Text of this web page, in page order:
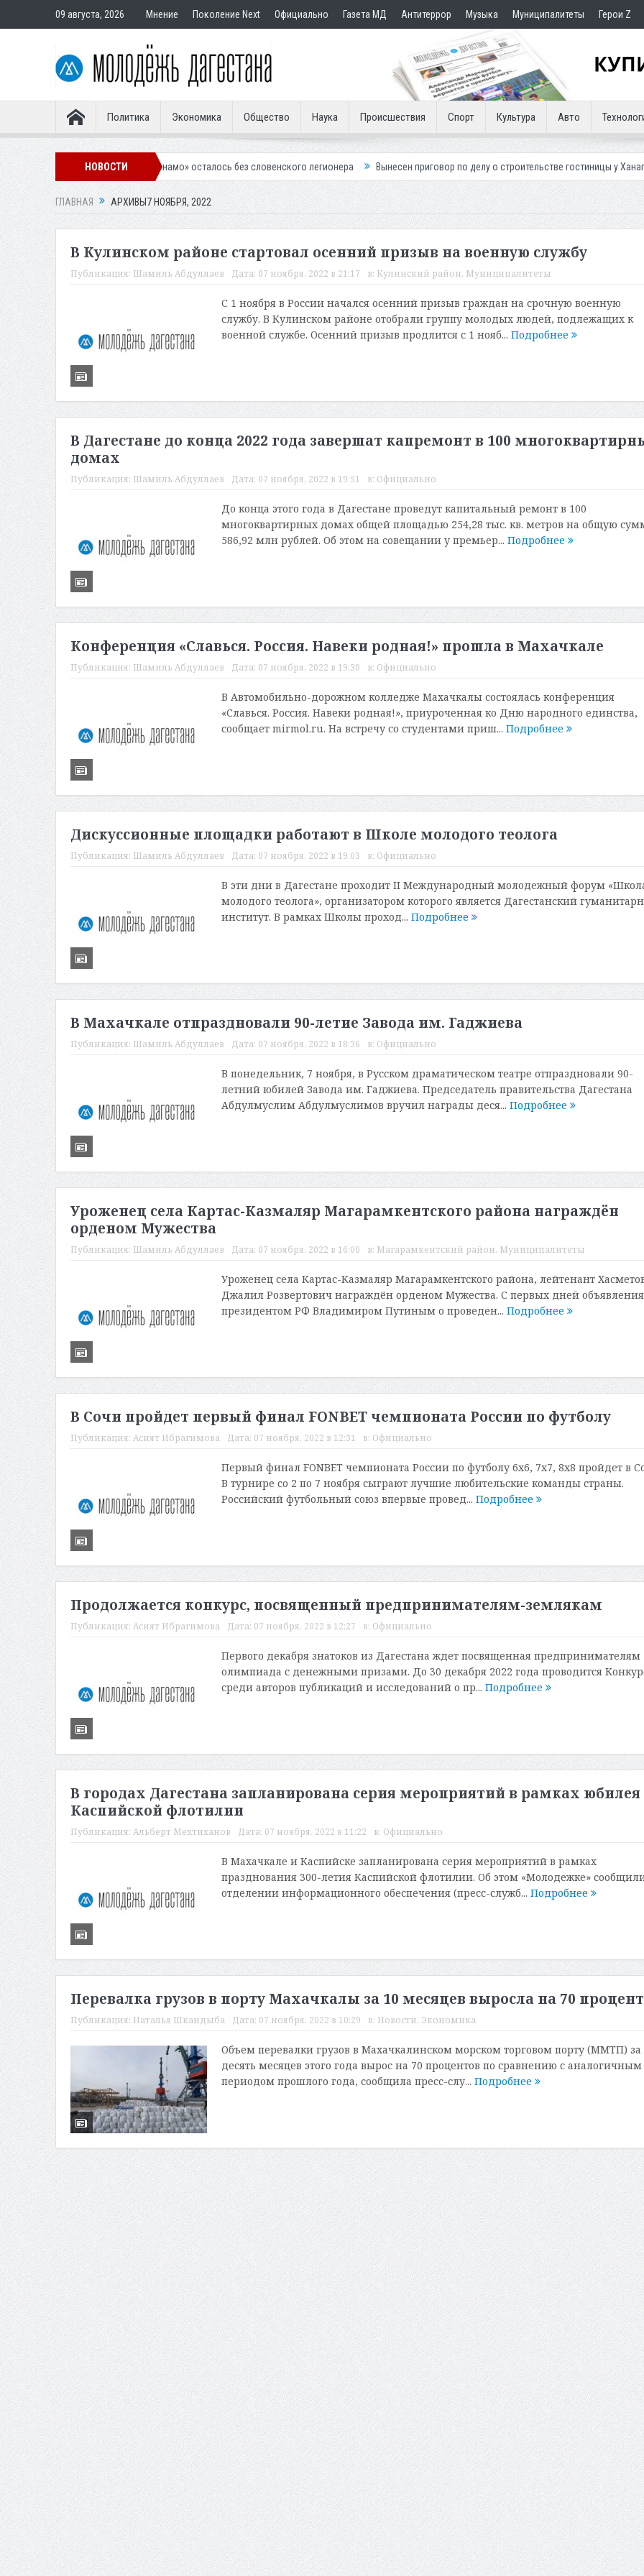
09 августа, 2026 Мнение Поколение Next Официально Газета МД Антитеррор Музыка Муниципалитеты Герои Z
Политика Экономика Общество Наука Происшествия Спорт Культура Авто
НОВОСТИ
Махачкалинское «Динамо» осталось без словенского легионера Вынесен приговор по делу о строительстве гостиницы у Ханагского
ГЛАВНАЯ АРХИВЫ7 НОЯБРЯ, 2022
В Кулинском районе стартовал осенний призыв на военную службу
Публикация: Шамиль Абдуллаев Дата: 07 ноября, 2022 в 21:17 в: Кулинский район, Муниципалитеты
С 1 ноября в России начался осенний призыв граждан на срочную военную
службу. В Кулинском районе отобрали группу молодых людей, подлежащих к
военной службе. Осенний призыв продлится с 1 нояб... Подробнее
В Дагестане до конца 2022 года завершат капремонт в 100
домах
Публикация: Шамиль Абдуллаев Дата: 07 ноября, 2022 в 19:51 в: Официально
До конца этого года в Дагестане проведут капитальный ремонт в 100
многоквартирных домах общей площадью 254,28 тыс. кв. метров на общую
586,92 млн рублей. Об этом на совещании у премьер... Подробнее
Конференция «Славься. Россия. Навеки родная!» прошла в Махачкале
Публикация: Шамиль Абдуллаев Дата: 07 ноября, 2022 в 19:30 в: Официально
В Автомобильно-дорожном колледже Махачкалы состоялась конференция
«Славься. Россия. Навеки родная!», приуроченная ко Дню народного единства,
сообщает mirmol.ru. На встречу со студентами приш... Подробнее
Дискуссионные площадки работают в Школе молодого теолога
Публикация: Шамиль Абдуллаев Дата: 07 ноября, 2022 в 19:03 в: Официально
В эти дни в Дагестане проходит II Международный молодежный форум
молодого теолога», организатором которого является Дагестанский
институт. В рамках Школы проход... Подробнее
В Махачкале отпраздновали 90-летие Завода им. Гаджиева
Публикация: Шамиль Абдуллаев Дата: 07 ноября, 2022 в 18:36 в: Официально
В понедельник, 7 ноября, в Русском драматическом театре отпраздновали 90-
летний юбилей Завода им. Гаджиева. Председатель правительства Дагестана
Абдулмуслим Абдулмуслимов вручил награды деся... Подробнее
Уроженец села Картас-Казмаляр Магарамкентского района награждён
орденом Мужества
Публикация: Шамиль Абдуллаев Дата: 07 ноября, 2022 в 16:00 в: Магарамкентский район, Муниципалитеты
Уроженец села Картас-Казмаляр Магарамкентского района, лейтенант
Джалил Розвертович награждён орденом Мужества. С первых дней объявления
президентом РФ Владимиром Путиным о проведен... Подробнее
В Сочи пройдет первый финал FONBET чемпионата России по футболу
Публикация: Асият Ибрагимова Дата: 07 ноября, 2022 в 12:31 в: Официально
Первый финал FONBET чемпионата России по футболу 6х6, 7х7, 8х8 пройдет в
В турнире со 2 по 7 ноября сыграют лучшие любительские команды страны.
Российский футбольный союз впервые провед... Подробнее
Продолжается конкурс, посвященный предпринимателям-землякам
Публикация: Асият Ибрагимова Дата: 07 ноября, 2022 в 12:27 в: Официально
Первого декабря знатоков из Дагестана ждет посвященная предпринимателям
олимпиада с денежными призами. До 30 декабря 2022 года проводится
среди авторов публикаций и исследований о пр... Подробнее
В городах Дагестана запланирована серия мероприятий в рамках юбилея
Каспийской флотилии
Публикация: Альберт Мехтиханов Дата: 07 ноября, 2022 в 11:22 в: Официально
В Махачкале и Каспийске запланирована серия мероприятий в рамках
празднования 300-летия Каспийской флотилии. Об этом «Молодежке»
отделении информационного обеспечения (пресс-служб... Подробнее
Перевалка грузов в порту Махачкалы за 10 месяцев выросла на 70
Публикация: Наталья Шкандыба Дата: 07 ноября, 2022 в 10:29 в: Новости, Экономика
Объем перевалки грузов в Махачкалинском морском торговом порту (ММТП) за
десять месяцев этого года вырос на 70 процентов по сравнению с аналогичным
периодом прошлого года, сообщила пресс-слу... Подробнее